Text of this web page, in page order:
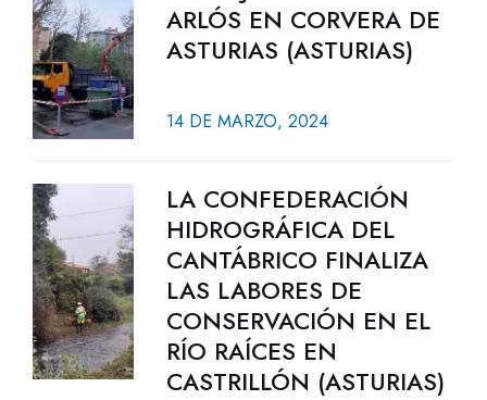
ARLÓS EN CORVERA DE
ASTURIAS (ASTURIAS)
14 DE MARZO, 2024
LA CONFEDERACIÓN
HIDROGRÁFICA DEL
CANTÁBRICO FINALIZA
LAS LABORES DE
CONSERVACIÓN EN EL
RÍO RAÍCES EN
CASTRILLÓN (ASTURIAS)